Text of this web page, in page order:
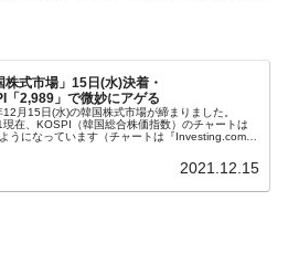
使スティールが着韓！⇒ さっそ
」
2035年までに18.4GW規模のAIデ
ら無理だってば。
ン「韓国レバレッジETFの清算は
年金公団』株価暴落で200兆蒸
株式市場」15日(水)決着・
「2,989」で微妙にアゲる
月15日(水)の韓国株式市場が締まりました。
現在、KOSPI（韓国総合株価指数）のチャートは
うになっています（チャートは『Investing.com』
2021.12.15